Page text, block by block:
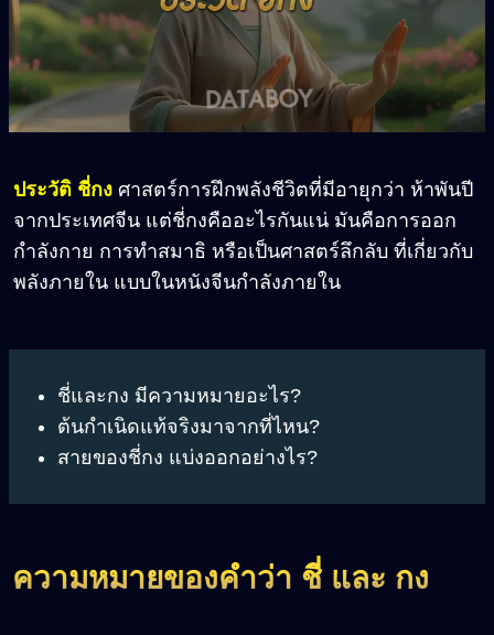
ประวัติ ชี่กง ศาสตร์การฝึกพลังชีวิตที่มีอายุกว่า ห้าพันปี
จากประเทศจีน แต่ชี่กงคืออะไรกันแน่ มันคือการออก
กำลังกาย การทำสมาธิ หรือเป็นศาสตร์ลึกลับ ที่เกี่ยวกับ
พลังภายใน แบบในหนังจีนกำลังภายใน
ชี่และกง มีความหมายอะไร?
ต้นกำเนิดแท้จริงมาจากที่ไหน?
สายของชี่กง แบ่งออกอย่างไร?
ความหมายของคำว่า ชี่ และ กง